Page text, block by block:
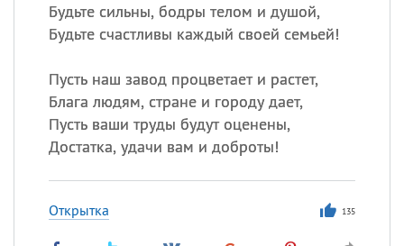
Будьте сильны, бодры телом и душой,
Будьте счастливы каждый своей семьей!
Пусть наш завод процветает и растет,
Блага людям, стране и городу дает,
Пусть ваши труды будут оценены,
Достатка, удачи вам и доброты!
Открытка 135